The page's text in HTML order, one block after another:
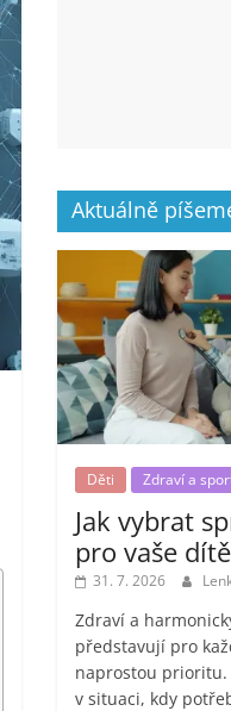
Aktuálně
Děti Zdraví a
Jak vybrat
pro vaše dítě
31. 7. 2026
Zdraví a
představují pro
naprostou prioritu.
v situaci, kdy